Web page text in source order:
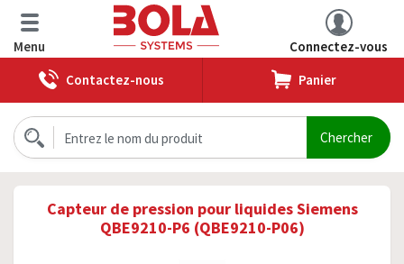
Menu
Connectez-vous
Contactez-nous
Panier
Capteur de pression pour liquides Siemens
QBE9210-P6 (QBE9210-P06)